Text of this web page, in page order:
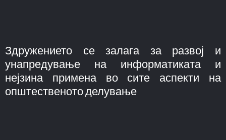
Здружението се залага за развој и
унапредување на информатиката и
нејзина примена во сите аспекти на
општественото делување